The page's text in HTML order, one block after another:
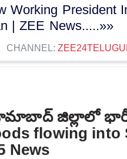
Working President
| ZEE News.....»»
CHANNEL:
జిల్లాలో భారీ
flowing into
News